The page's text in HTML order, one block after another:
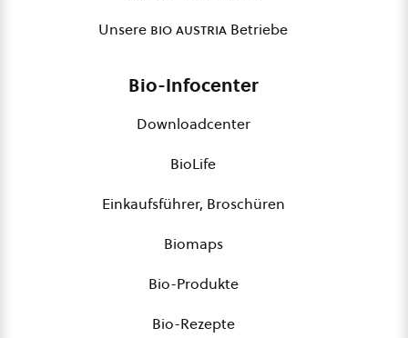
Unsere bio austria Betriebe
Bio-Infocenter
Downloadcenter
BioLife
Einkaufsführer, Broschüren
Biomaps
Bio-Produkte
Bio-Rezepte